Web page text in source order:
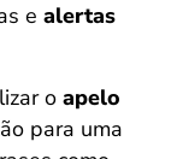
e alertas
o apelo
para uma